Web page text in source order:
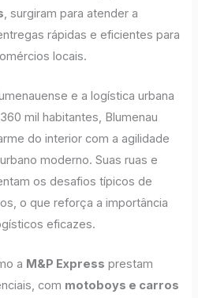
, surgiram para atender a
rápidas e eficientes para
locais.
e a logística urbana
mil habitantes, Blumenau
do interior com a agilidade
moderno. Suas ruas e
os desafios típicos de
o que reforça a importância
eficazes.
a M&P Express prestam
com motoboys e carros